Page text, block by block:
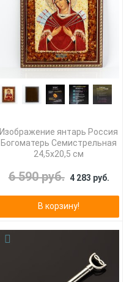
Изображение янтарь Россия
Богоматерь Семистрельная
24,5х20,5 см
6 590 руб. 4 283 руб.
В корзину!